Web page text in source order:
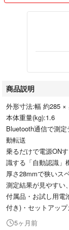
商品説明
外形寸法:幅 約285
本体重量(kg):1.6
Bluetooth通信で測
動転送
乗るだけで電源ON
識する「自動認識」
厚さ28mmで狭いス
測定結果が見やすい
付属品・お試し用電
付き)・セットアッ
5ヶ月前